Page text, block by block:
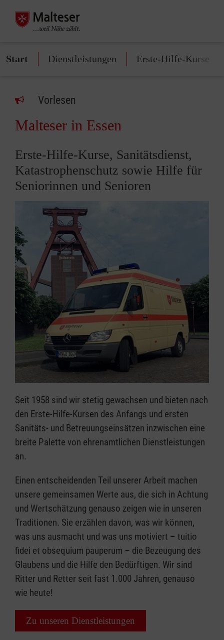
Start Dienstleistungen Erste-Hilfe-Kurse
Vorlesen
Malteser in Essen
Erste-Hilfe-Kurse, Sanitätsdienst,
Katastrophenschutz sowie Hilfe für
Seniorinnen und Senioren
Seit 1958 sind wir stetig gewachsen und bieten nach
den Erste-Hilfe-Kursen des Anfangs und ersten
Sanitäts- und Betreuungseinsätzen inzwischen eine
breite Palette von ehrenamtlichen Dienstleistungen
an.
Einen entscheidenden Teil unserer Arbeit machen
unsere gemeinsamen Werte aus, die sich in Achtung
und Wertschätzung genauso zeigen wie in unseren
Traditionen. Sie erzählen davon, was wir können,
was uns ausmacht und was uns motiviert – tuitio
fidei et obsequium pauperum – die Bezeugung des
Glaubens und die Hilfe den Bedürftigen. Wir sind
Ritter und Retter seit fast 1.000 Jahren, genauso
wie heute!
Zu unseren Dienstleistungen